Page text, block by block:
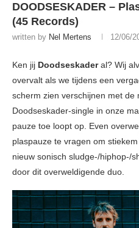
DOODSESKADER –
(45 Records)
written by Nel Mertens 12/06/
Ken jij Doodseskaderal? Wij
overvalt als we tijdens een
scherm zien verschijnen met de
Doodseskader-single in onze
pauze toe loopt op. Even
plaspauze te vragen om
nieuw sonisch sludge-/hiphop-/
door dit overweldigende duo.